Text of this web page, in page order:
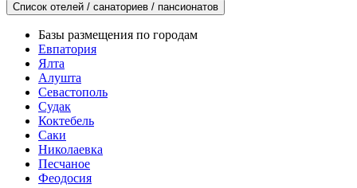
Список отелей / санаториев / пансионатов
Базы размещения по городам
Евпатория
Ялта
Алушта
Севастополь
Судак
Коктебель
Саки
Николаевка
Песчаное
Феодосия